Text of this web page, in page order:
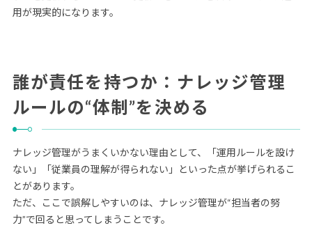
用が現実的になります。
誰が責任を持つか：ナレッジ管理
ルールの“体制”を決める
ナレッジ管理がうまくいかない理由として、「運用ルールを設け
ない」「従業員の理解が得られない」といった点が挙げられるこ
とがあります。
ただ、ここで誤解しやすいのは、ナレッジ管理が“担当者の努
力”で回ると思ってしまうことです。